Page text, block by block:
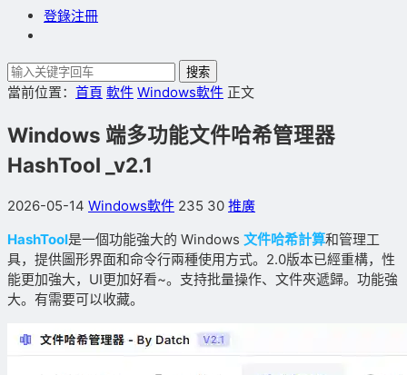
登錄注冊
搜索
當前位置： 首頁 軟件 Windows軟件 正文
Windows 端多功能文件哈希管理器
HashTool _v2.1
2026-05-14 Windows軟件 235 30 推廣
HashTool是一個功能強大的 Windows 文件哈希計算和管理工
具，提供圖形界面和命令行兩種使用方式。2.0版本已經重構，性
能更加強大，UI更加好看~。支持批量操作、文件夾遞歸。功能強
大。有需要可以收藏。